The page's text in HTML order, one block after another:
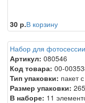
30 р.В корзину
Набор для
Артикул: 080546
Код товара: 00-
Тип упаковки: пакет
Размер упаковки:
В наборе: 11